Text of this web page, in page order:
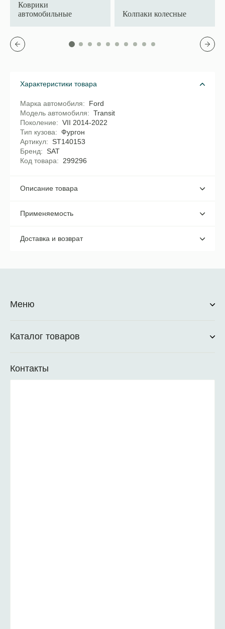
Коврики
автомобильные
Колпаки колесные
Характеристики товара
Марка автомобиля
Ford
Модель автомобиля
Transit
Поколение
VII 2014-2022
Тип кузова
Фургон
Артикул
ST140153
Бренд
SAT
Код товара
299296
Описание товара
Применяемость
Доставка и возврат
Меню
Каталог товаров
Контакты